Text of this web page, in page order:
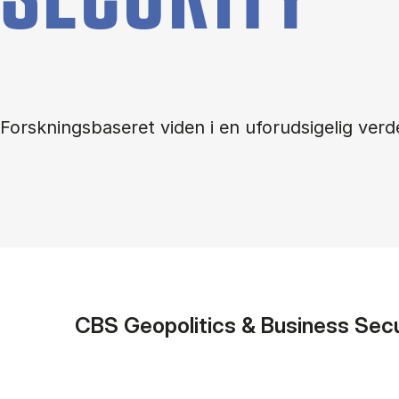
Forskningsbaseret viden i en uforudsigelig
CBS Geopolitics & Business